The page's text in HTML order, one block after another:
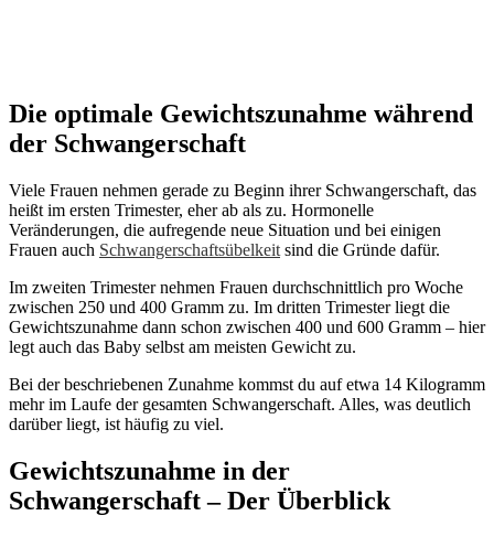
Die optimale Gewichtszunahme während
der Schwangerschaft
Viele Frauen nehmen gerade zu Beginn ihrer Schwangerschaft, das
heißt im ersten Trimester, eher ab als zu. Hormonelle
Veränderungen, die aufregende neue Situation und bei einigen
Frauen auch Schwangerschaftsübelkeit sind die Gründe dafür.
Im zweiten Trimester nehmen Frauen durchschnittlich pro Woche
zwischen 250 und 400 Gramm zu. Im dritten Trimester liegt die
Gewichtszunahme dann schon zwischen 400 und 600 Gramm – hier
legt auch das Baby selbst am meisten Gewicht zu.
Bei der beschriebenen Zunahme kommst du auf etwa 14 Kilogramm
mehr im Laufe der gesamten Schwangerschaft. Alles, was deutlich
darüber liegt, ist häufig zu viel.
Gewichtszunahme in der
Schwangerschaft – Der Überblick